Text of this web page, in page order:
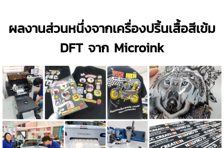
ผลงานส่วนหนึ่งจากเครื่องปริ้นเสื้อสีเข้ม
DFT จาก Microink